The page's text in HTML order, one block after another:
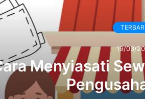
TERBARU
19/03/2025
Sewa Ruko Mahal
Kuliner